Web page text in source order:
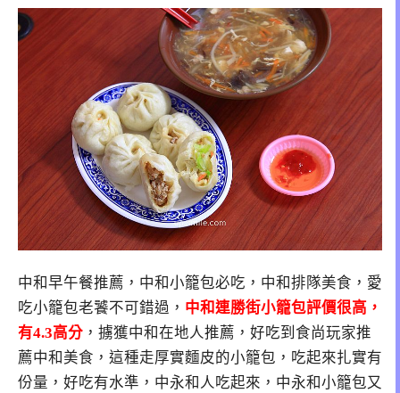
中和早午餐推薦，中和小籠包必吃，中和排隊美食，愛
吃小籠包老饕不可錯過， 中和連勝街小籠包評價很高，
有4.3高分 ，擄獲中和在地人推薦，好吃到食尚玩家推
薦中和美食，這種走厚實麵皮的小籠包，吃起來扎實有
份量，好吃有水準，中永和人吃起來，中永和小籠包又